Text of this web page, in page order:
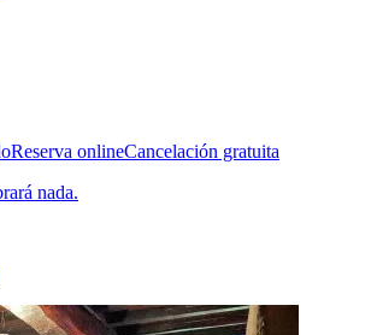
Reserva onlineCancelación gratuita
nada.